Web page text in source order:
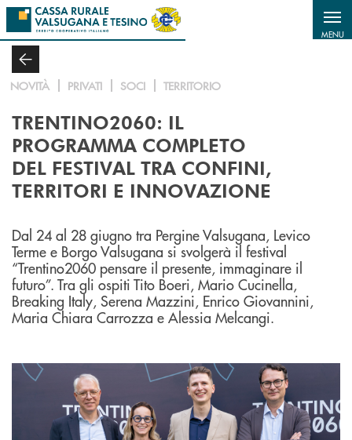
Salta al contenuto principale
MENU
NOVITÀ PRIVATI SOCI TERRITORIO
TRENTINO2060: IL
PROGRAMMA COMPLETO
DEL FESTIVAL TRA CONFINI,
TERRITORI E INNOVAZIONE
Dal 24 al 28 giugno tra Pergine Valsugana, Levico
Terme e Borgo Valsugana si svolgerà il festival
“Trentino2060 pensare il presente, immaginare il
futuro”. Tra gli ospiti Tito Boeri, Mario Cucinella,
Breaking Italy, Serena Mazzini, Enrico Giovannini,
Maria Chiara Carrozza e Alessia Melcangi.